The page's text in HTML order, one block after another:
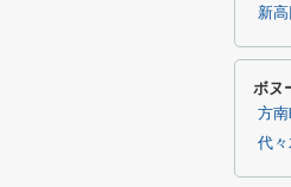
新
ボヌ
方南
代